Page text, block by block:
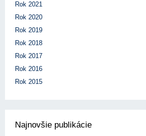
Rok 2021
Rok 2020
Rok 2019
Rok 2018
Rok 2017
Rok 2016
Rok 2015
Najnovšie publikácie